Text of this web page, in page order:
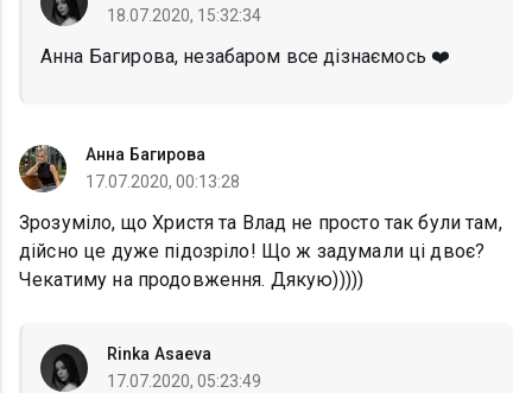
18.07.2020, 15:32:34
Анна Багирова, незабаром все дізнаємось ❤️
Анна Багирова
17.07.2020, 00:13:28
Зрозуміло, що Христя та Влад не просто так були там,
дійсно це дуже підозріло! Що ж задумали ці двоє?
Чекатиму на продовження. Дякую)))))
Rinka Asaeva
17.07.2020, 05:23:49